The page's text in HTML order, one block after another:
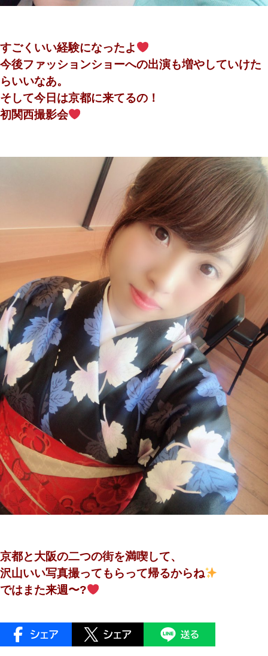
すごくいい経験になったよ
今後ファッションショーへの出演も増やしていけた
らいいなあ。
そして今日は京都に来てるの！
初関西撮影会
京都と大阪の二つの街を満喫して、
沢山いい写真撮ってもらって帰るからね
ではまた来週〜?